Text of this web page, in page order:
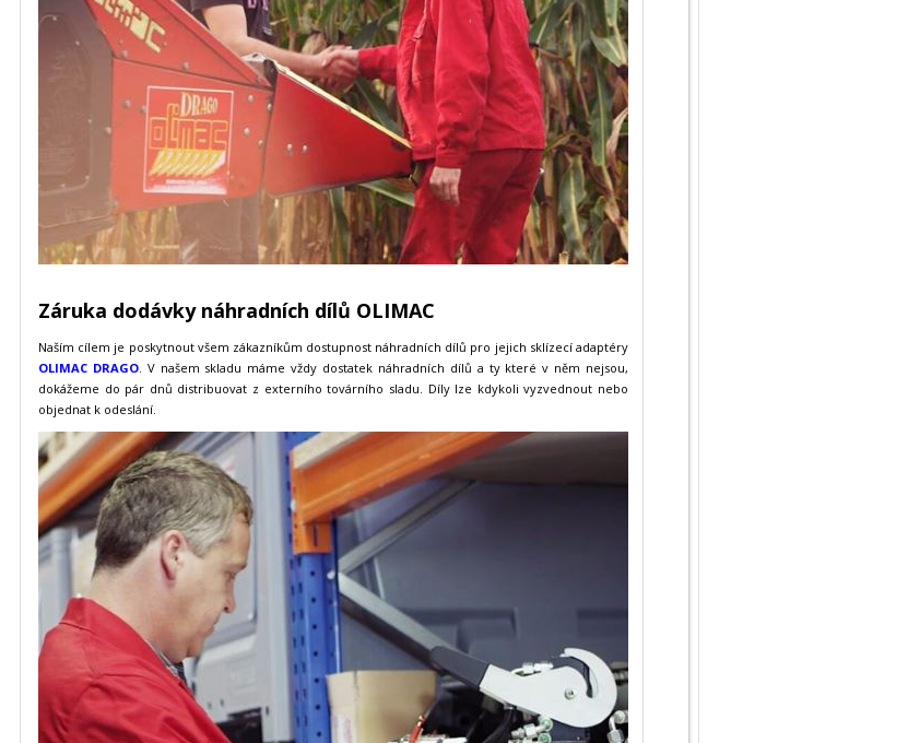
Záruka dodávky náhradních dílů OLIMAC
Naším cílem je poskytnout všem zákazníkům dostupnost náhradních dílů pro jejich sklízecí adaptéry
OLIMAC DRAGO. V našem skladu máme vždy dostatek náhradních dílů a ty které v něm nejsou,
dokážeme do pár dnů distribuovat z externího továrního sladu. Díly lze kdykoli vyzvednout nebo
objednat k odeslání.